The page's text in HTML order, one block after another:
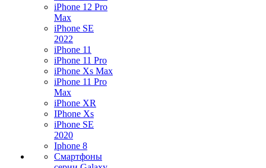
iPhone 12 Pro
Max
iPhone SE
2022
iPhone 11
iPhone 11 Pro
iPhone Xs Max
iPhone 11 Pro
Max
iPhone XR
IPhone Xs
iPhone SE
2020
Iphone 8
Смартфоны